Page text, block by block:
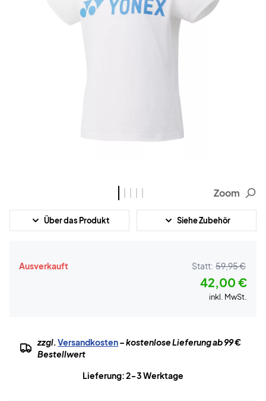
Zoom
Über das Produkt Siehe Zubehör
Ausverkauft Statt: 59,95 €
42,00 €
inkl. MwSt.
zzgl.Versandkosten– kostenlose Lieferung ab 99 €
Bestellwert
Lieferung: 2-3 Werktage